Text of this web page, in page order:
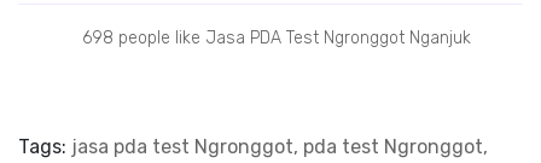
698 people like Jasa PDA Test Ngronggot Nganjuk
Tags: jasa pda test Ngronggot, pda test Ngronggot,